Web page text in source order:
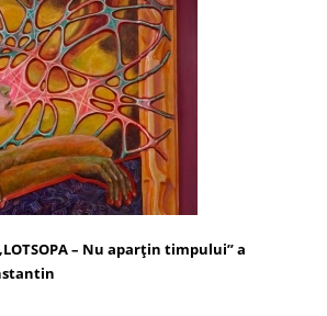
– Nu aparțin timpului” a